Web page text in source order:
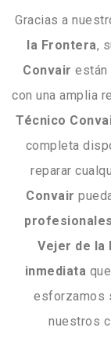
Gracias a
la Frontera,
Convair están
con una amplia
Técnico
completa
reparar
Convair
profesionales
Vejer de la
inmediata
esforzamos
nuestros